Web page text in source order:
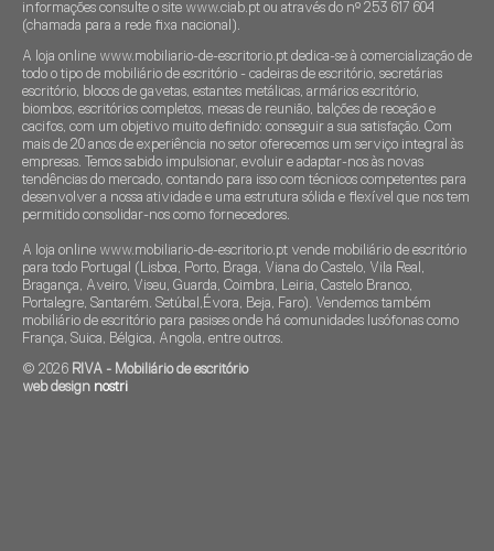
informações consulte o site www.ciab.pt ou através do nº 253 617 604
(chamada para a rede fixa nacional).
A loja online www.mobiliario-de-escritorio.pt dedica-se à comercialização de
todo o tipo de mobiliário de escritório - cadeiras de escritório, secretárias
escritório, blocos de gavetas, estantes metálicas, armários escritório,
biombos, escritórios completos, mesas de reunião, balções de receção e
cacifos, com um objetivo muito definido: conseguir a sua satisfação. Com
mais de 20 anos de experiência no setor oferecemos um serviço integral às
empresas. Temos sabido impulsionar, evoluir e adaptar-nos às novas
tendências do mercado, contando para isso com técnicos competentes para
desenvolver a nossa atividade e uma estrutura sólida e flexível que nos tem
permitido consolidar-nos como fornecedores.
A loja online www.mobiliario-de-escritorio.pt vende mobiliário de escritório
para todo Portugal (Lisboa, Porto, Braga, Viana do Castelo, Vila Real,
Bragança, Aveiro, Viseu, Guarda, Coimbra, Leiria, Castelo Branco,
Portalegre, Santarém. Setúbal,Évora, Beja, Faro). Vendemos também
mobiliário de escritório para pasises onde há comunidades lusófonas como
França, Suica, Bélgica, Angola, entre outros.
© 2026 RIVA - Mobiliário de escritório
web design nostri